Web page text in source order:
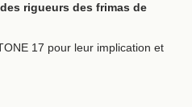
rigueurs des frimas de
17 pour leur implication et